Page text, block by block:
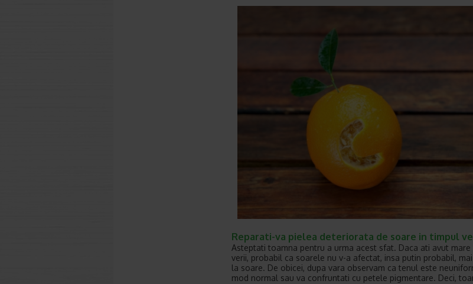
Reparati-va pielea deteriorata de soare in timpul
Asteptati toamna pentru a urma acest sfat. Daca ati avut
verii, probabil ca soarele nu v-a afectat, insa putin probabil,
la soare. De obicei, dupa vara observam ca tenul este
mod normal sau va confruntati cu petele pigmentare. Deci,